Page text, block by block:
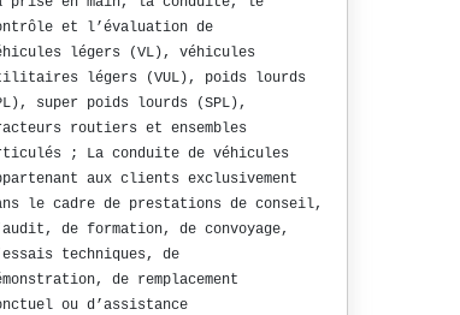
et l’évaluation de
légers (VL), véhicules
légers (VUL), poids lourds
super poids lourds (SPL),
routiers et ensembles
; La conduite de véhicules
aux clients exclusivement
le cadre de prestations de conseil,
de formation, de convoyage,
techniques, de
de remplacement
ou d’assistance